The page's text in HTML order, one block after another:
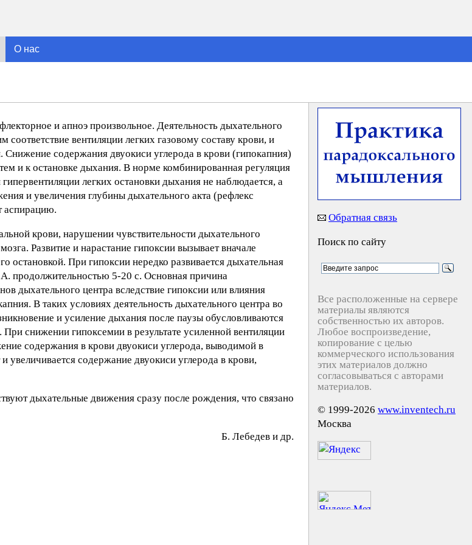
О нас
и апноэ произвольное. Деятельность дыхательного
вентиляции легких газовому составу крови, и
Снижение содержания двуокиси углерода в крови (гипокапния)
и к остановке дыхания. В норме комбинированная регуляция
легких остановки дыхания не наблюдается, а
и увеличения глубины дыхательного акта (рефлекс
аспирацию.
крови, нарушении чувствительности дыхательного
Развитие и нарастание гипоксии вызывает вначале
остановкой. При гипоксии нередко развивается дыхательная
продолжительностью 5-20 с. Основная причина
дыхательного центра вследствие гипоксии или влияния
В таких условиях деятельность дыхательного центра во
и усиление дыхания после паузы обусловливаются
снижении гипоксемии в результате усиленной вентиляции
содержания в крови двуокиси углерода, выводимой в
увеличивается содержание двуокиси углерода в крови,
дыхательные движения сразу после рождения, что связано
Б. Лeбeдeв и др.
Обратная связь
Поиск по сайту
Все расположенные на сервере
материалы являются
собственностью их авторов.
Любое воспроизведение,
копирование с целью
коммерческого использования
этих материалов должно
согласовываться с авторами
материалов.
© 1999-2026 www.inventech.ru
Москва